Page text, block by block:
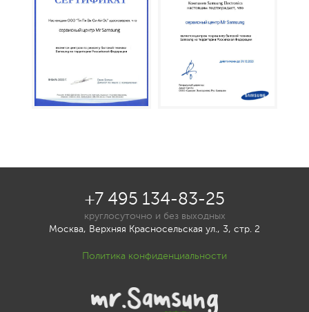
+7 495 134-83-25
круглосуточно и без выходных
Москва, Верхняя Красносельская ул., 3, стр. 2
Политика конфиденциальности